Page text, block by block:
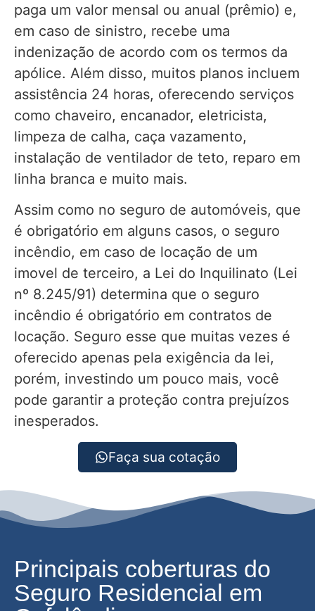
paga um valor mensal ou anual (prêmio) e,
em caso de sinistro, recebe uma
indenização de acordo com os termos da
apólice. Além disso, muitos planos incluem
assistência 24 horas, oferecendo serviços
como chaveiro, encanador, eletricista,
limpeza de calha, caça vazamento,
instalação de ventilador de teto, reparo em
linha branca e muito mais.
Assim como no seguro de automóveis, que
é obrigatório em alguns casos, o seguro
incêndio, em caso de locação de um
imovel de terceiro, a Lei do Inquilinato (Lei
nº 8.245/91) determina que o seguro
incêndio é obrigatório em contratos de
locação. Seguro esse que muitas vezes é
oferecido apenas pela exigência da lei,
porém, investindo um pouco mais, você
pode garantir a proteção contra prejuízos
inesperados.
Faça sua cotação
Principais coberturas do
Seguro Residencial em